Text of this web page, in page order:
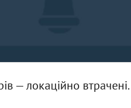
— локаційно втрачені.